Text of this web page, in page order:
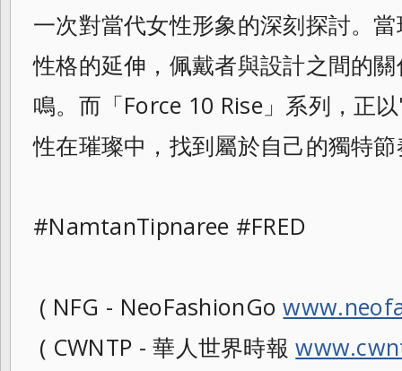
一次對當代女性形象的深刻探討。
性格的延伸，佩戴者與設計之間的
鳴。而「Force 10 Rise」系列，正
性在璀璨中，找到屬於自己的獨特
#NamtanTipnaree #FRED
( NFG - NeoFashionGo
( CWNTP - 華人世界時報